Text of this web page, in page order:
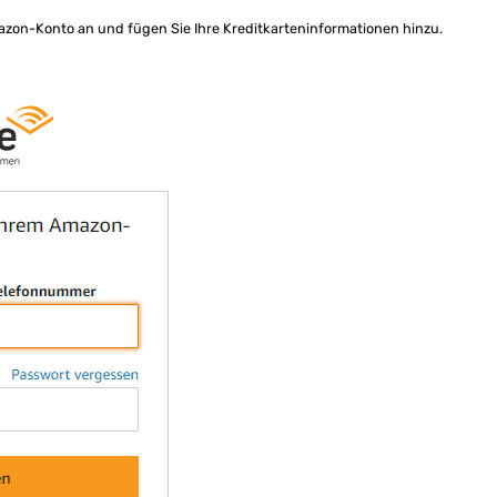
Konto an und fügen Sie Ihre Kreditkarteninformationen hinzu.